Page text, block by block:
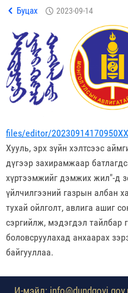
Буцах 2023-09-14
files/editor/
Хууль, эрх зүйн хэлтсээс
дүгээр захирамжаар
хүртээмжийг дэмжих жил"-д
үйлчилгээний газрын албан
тухай ойлголт, авлига ашиг
сэргийлж, мэдэгдэл тайлбар
боловсруулахад анхаарах
байгууллаа.